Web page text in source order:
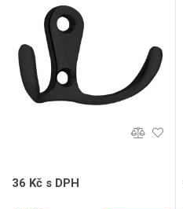
36 Kč s DPH